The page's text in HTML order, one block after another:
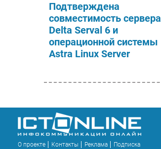
Подтверждена
совместимость сервера
Delta Serval 6 и
операционной системы
Astra Linux Server
О проекте Контакты Реклама Подписка